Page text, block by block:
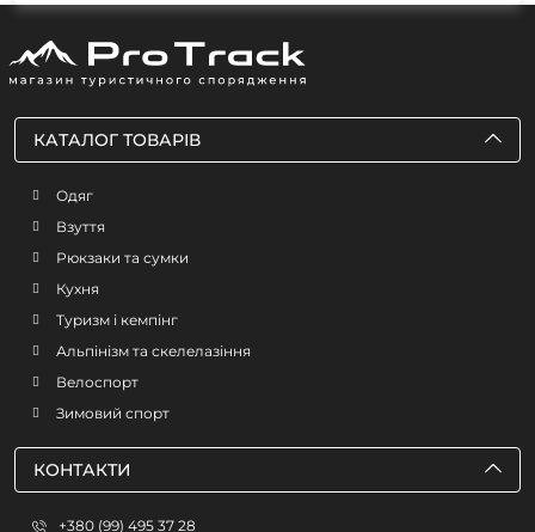
КАТАЛОГ ТОВАРІВ
Одяг
Взуття
Рюкзаки та сумки
Кухня
Туризм і кемпінг
Альпінізм та скелелазіння
Велоспорт
Зимовий спорт
КОНТАКТИ
+380 (99) 495 37 28